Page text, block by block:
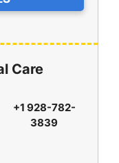
Care
+1 928-782-
3839